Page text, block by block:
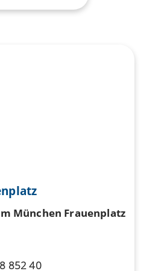
München Frauenplatz
852 40